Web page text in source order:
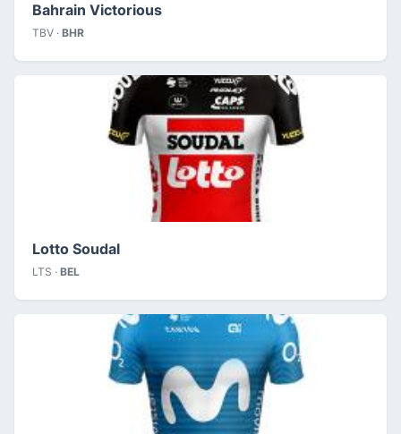
Bahrain Victorious
TBV · BHR
Lotto Soudal
LTS · BEL